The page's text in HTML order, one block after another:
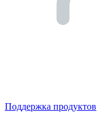
Поддержка продуктов